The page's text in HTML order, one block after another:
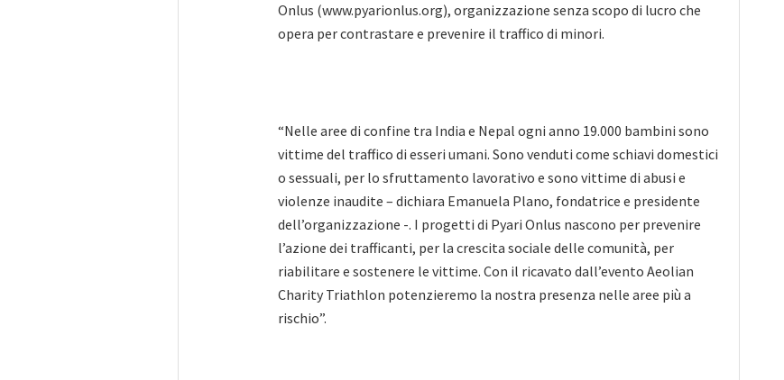
Onlus (www.pyarionlus.org), organizzazione senza scopo di lucro che
opera per contrastare e prevenire il traffico di minori.
“Nelle aree di confine tra India e Nepal ogni anno 19.000 bambini sono
vittime del traffico di esseri umani. Sono venduti come schiavi domestici
o sessuali, per lo sfruttamento lavorativo e sono vittime di abusi e
violenze inaudite – dichiara Emanuela Plano, fondatrice e presidente
dell’organizzazione -. I progetti di Pyari Onlus nascono per prevenire
l’azione dei trafficanti, per la crescita sociale delle comunità, per
riabilitare e sostenere le vittime. Con il ricavato dall’evento Aeolian
Charity Triathlon potenzieremo la nostra presenza nelle aree più a
rischio”.